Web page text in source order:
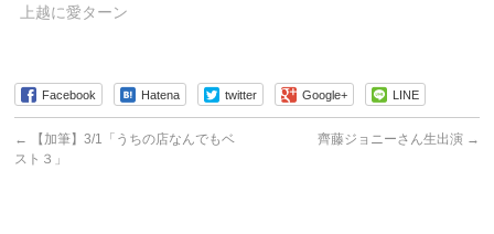
上越に愛ターン
Facebook Hatena twitter Google+ LINE
←
【加筆】3/1「うちの店なんでもベ
スト３」
齊藤ジョニーさん生出演 →